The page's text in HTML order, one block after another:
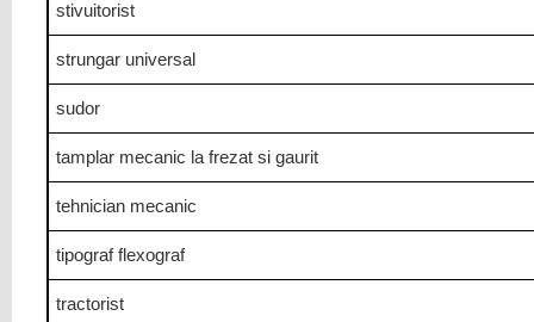
stivuitorist
strungar universal
sudor
tamplar mecanic la frezat si gaurit
tehnician mecanic
tipograf flexograf
tractorist